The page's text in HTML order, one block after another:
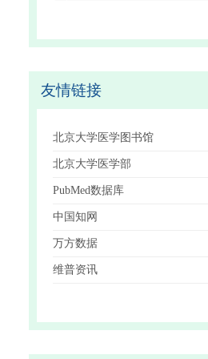
友情链接
北京大学医学图书馆
北京大学医学部
PubMed数据库
中国知网
万方数据
维普资讯